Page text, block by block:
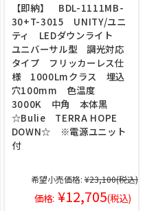
【即納】 BDL-1111MB-
30+T-3015 UNITY/ユニ
ティ LEDダウンライト
ユニバーサル型 調光対応
タイプ フリッカーレス仕
様 1000Lmクラス 埋込
穴100mm 色温度
3000K 中角 本体黒
☆Bulie TERRA HOPE
DOWN☆ ※電源ユニット
付
希望小売価格: ¥23,100(税込)
価格: ¥12,705(税込)